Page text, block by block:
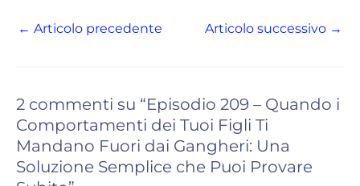
← Articolo precedente Articolo successivo →
2 commenti su “Episodio 209 – Quando i
Comportamenti dei Tuoi Figli Ti
Mandano Fuori dai Gangheri: Una
Soluzione Semplice che Puoi Provare